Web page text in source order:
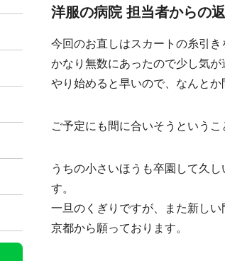
洋服の病院 担当者からの
今回のお直しはスカートの糸引き
かなり無数にあったので少し気
やり始めると早いので、なんとか
ご予定にも間に合いそうというこ
うちの小さいほうも卒園して久
す。
一旦のくぎりですが、また新し
京都から願っております。